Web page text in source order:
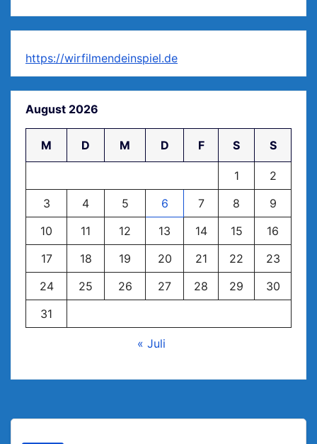
https://wirfilmendeinspiel.de
August 2026
M D M D F S S
1
2
3
4 5 6 7 8
9
10
11 12 13 14 15
16
17
18 19 20 21 22
23
24
25 26 27 28 29
30
31
« Juli